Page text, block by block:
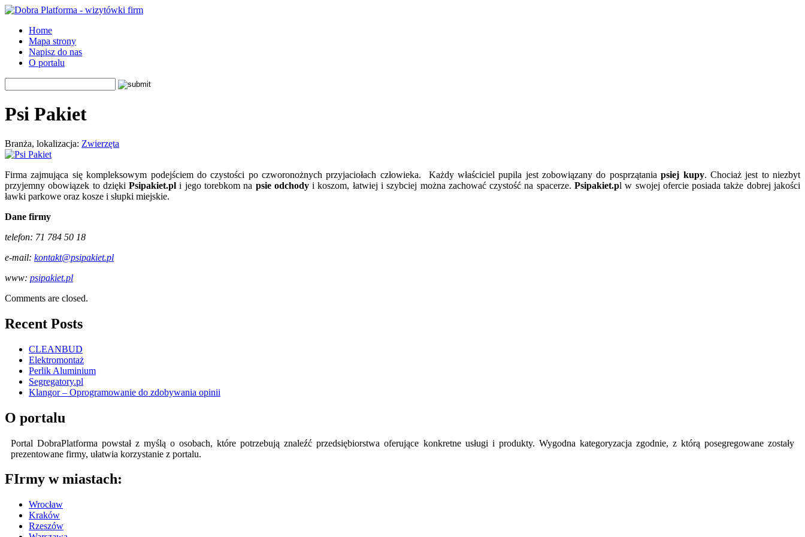
Home
Mapa strony
Napisz do nas
O portalu
Psi Pakiet
Branża, lokalizacja: Zwierzęta
Firma zajmująca się kompleksowym podejściem do czystości po czworonożnych przyjaciołach człowieka. Każdy właściciel pupila jest zobowiązany do posprzątaniapsiej kupy. Chociaż jest to niezbyt
przyjemny obowiązek to dziękiPsipakiet.pl i jego torebkom na psie odchodyi koszom, łatwiej i szybciej można zachować czystość na spacerze.Psipakiet.pl w swojej ofercie posiada także dobrej jakości
ławki parkowe oraz kosze i słupki miejskie.
Dane firmy
telefon: 71 784 50 18
e-mail: kontakt@psipakiet.pl
www: psipakiet.pl
Comments are closed.
Recent Posts
CLEANBUD
Elektromontaż
Perlik Aluminium
Segregatory.pl
Klangor – Oprogramowanie do zdobywania opinii
O portalu
Portal DobraPlatforma powstał z myślą o osobach, które potrzebują znaleźć przedsiębiorstwa oferujące konkretne usługi i produkty. Wygodna kategoryzacja zgodnie, z którą posegregowane zostały
prezentowane firmy, ułatwia korzystanie z portalu.
FIrmy w miastach:
Wrocław
Kraków
Rzeszów